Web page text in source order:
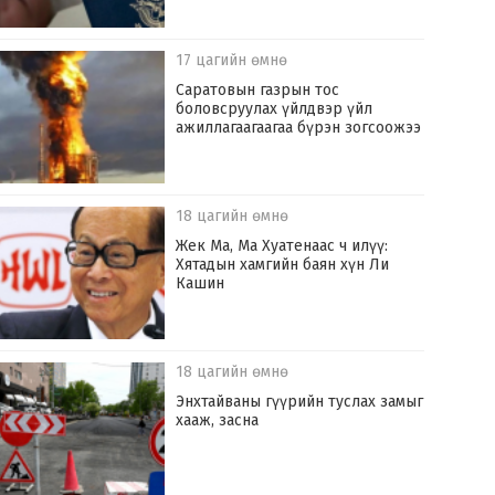
17 цагийн өмнө
Саратовын газрын тос
боловсруулах үйлдвэр үйл
ажиллагаагаагаа бүрэн зогсоожээ
18 цагийн өмнө
Жек Ма, Ма Хуатенаас ч илүү:
Хятадын хамгийн баян хүн Ли
Кашин
18 цагийн өмнө
Энхтайваны гүүрийн туслах замыг
хааж, засна